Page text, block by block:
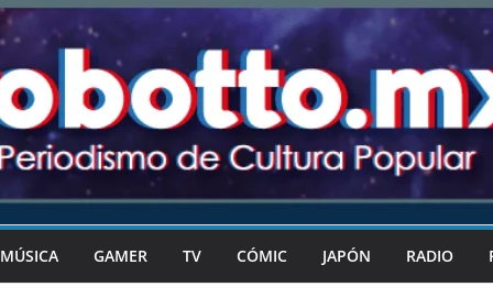
MÚSICA GAMER TV CÓMIC JAPÓN RADIO